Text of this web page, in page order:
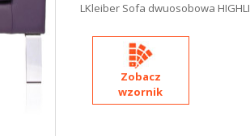
LKleiber Sofa dwuosobowa
Zobacz
wzornik